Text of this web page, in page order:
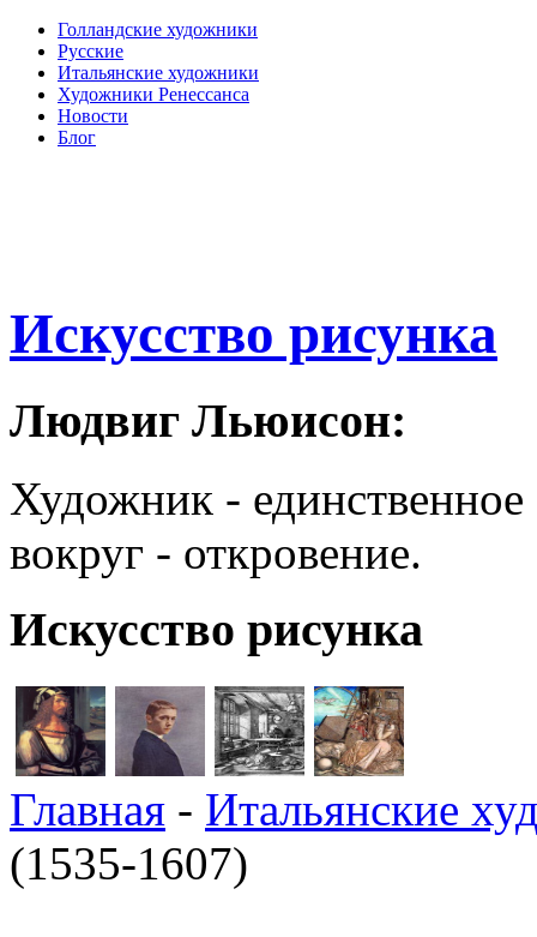
Голландские художники
Русские
Итальянские художники
Художники Ренессанса
Новости
Блог
Искусство рисунка
Людвиг Льюисон:
Художник - единственное
вокруг - откровение.
Искусство рисунка
Главная - Итальянские
(1535-1607)